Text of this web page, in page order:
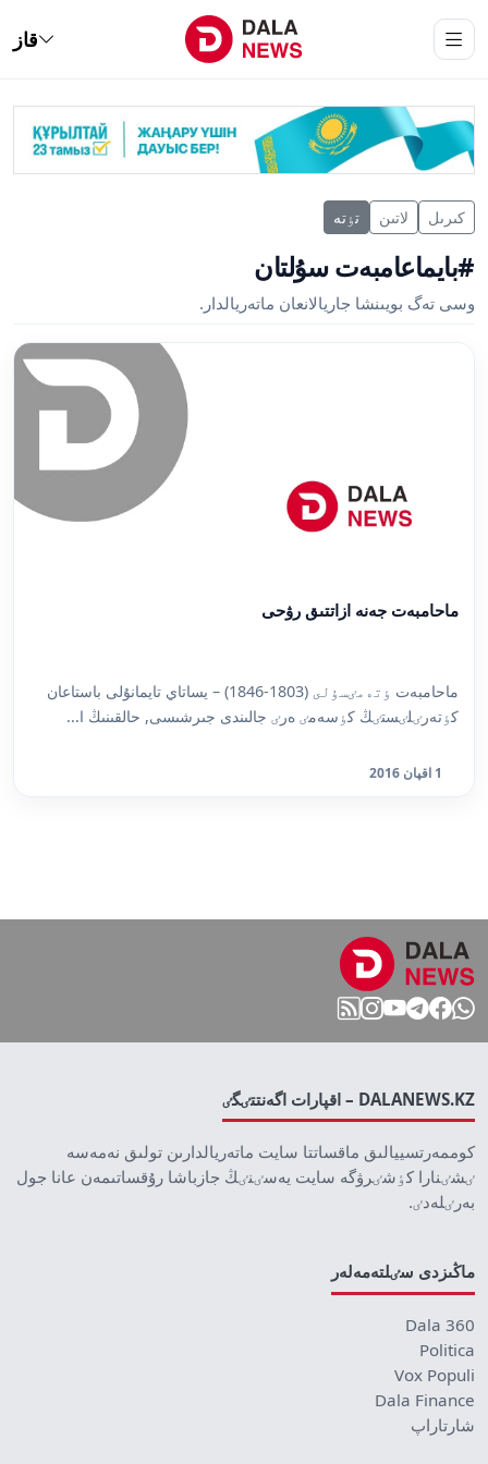
قاز
كىرىل لاتىن تٶتە
#بايماعامبەت سۇلتان
وسى تەگ بويىنشا جاريالانعان ماتەريالدار.
ماحامبەت جەنە ازاتتىق رۋحى
ماحامبەت ٶتەمٸسۇلى (1803-1846) – يساتاي تايمانۇلى باستاعان
كٶتەرٸلٸستٸڭ كٶسەمٸ ەرٸ جالىندى جىرشىسى, حالقىنىڭ ا...
1 اقپان 2016
DALANEWS.KZ – اقپارات اگەنتتٸگٸ
كوممەرتسييالىق ماقساتتا سايت ماتەريالدارىن تولىق نەمەسە
ٸشٸنارا كٶشٸرۋگە سايت يەسٸنٸڭ جازباشا رۇقساتىمەن عانا جول
بەرٸلەدٸ.
ماڭىزدى سٸلتەمەلەر
Dala 360
Politica
Vox Populi
Dala Finance
شارتاراپ